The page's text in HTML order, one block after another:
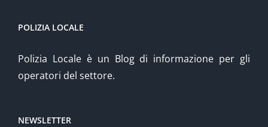
POLIZIA LOCALE
Polizia Locale è un Blog di informazione per gli
operatori del settore.
NEWSLETTER